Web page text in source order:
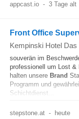
appcast.io - 3 Tage alt
Front Office
Kempinski Hotel Das
souverän im
professionell um Lost
halten unsere Brand
Programm und
Schichtdienst...
stepstone.at - heute